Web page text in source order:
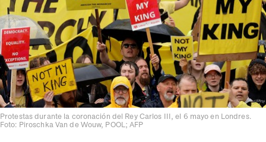
Protestas durante la coronación del Rey Carlos III, el 6 mayo en Londres.
Foto: Piroschka Van de Wouw, POOL; AFP